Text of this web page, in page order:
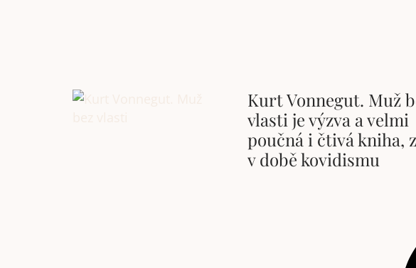
Kurt Vonnegut. Muž
vlasti je výzva a velmi
poučná i čtivá kniha,
v době kovidismu